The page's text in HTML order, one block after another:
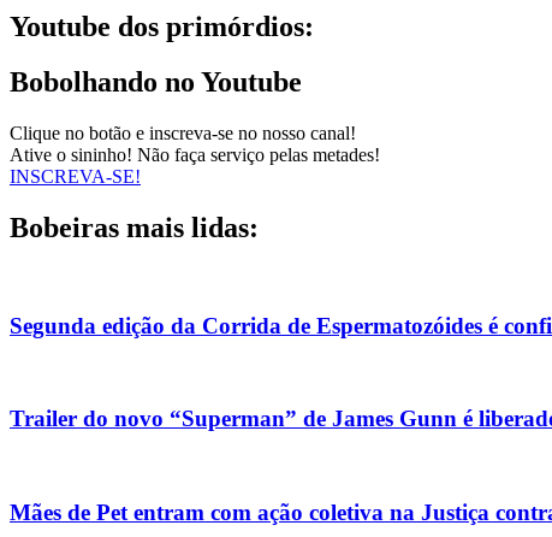
Youtube dos primórdios:
Bobolhando no Youtube
Clique no botão e inscreva-se no nosso canal!
Ative o sininho! Não faça serviço pelas metades!
INSCREVA-SE!
Bobeiras mais lidas:
Segunda edição da Corrida de Espermatozóides é
Trailer do novo “Superman” de James Gunn é
Mães de Pet entram com ação coletiva na Justiça